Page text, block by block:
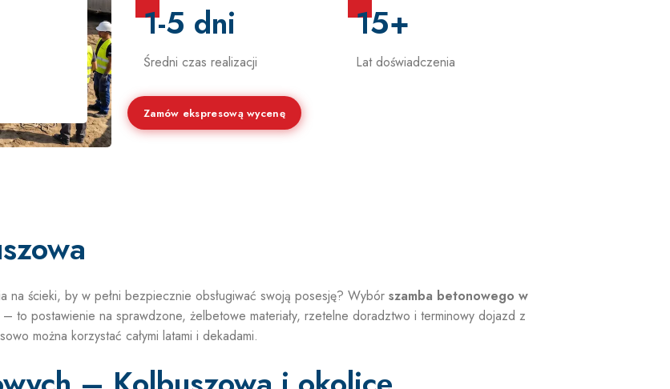
1-5 dni
Średni czas realizacji
15+
Lat doświadczenia
Zamów ekspresową wycenę
ścieki, by w pełni bezpiecznie obsługiwać swoją posesję? Wybór szamba betonowego w
to postawienie na sprawdzone, żelbetowe materiały, rzetelne doradztwo i terminowy dojazd z
można korzystać całymi latami i dekadami.